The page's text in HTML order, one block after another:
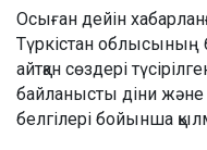
Осыған дейін
Түркістан
айтқан сөздері
байланысты діни және
белгілері бойынша